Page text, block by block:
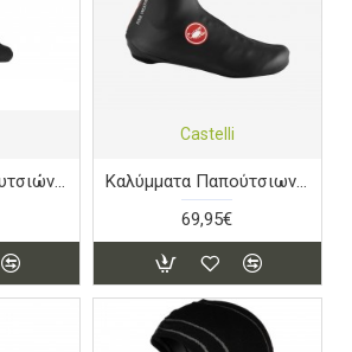
Καλύμματα Παπουτσιών Castelli Diluvio Pro - Black
Castelli
Καλύμματα Παπούτσιων Castelli Pioggia 3 - Black
69,95€